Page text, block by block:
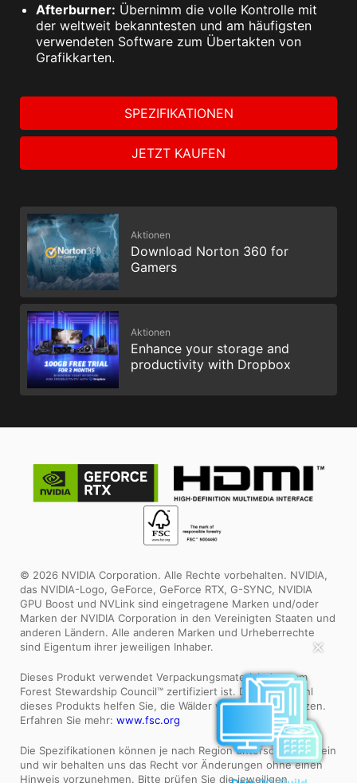
✕
Afterburner: Übernimm die volle Kontrolle mit
der weltweit bekanntesten und am häufigsten
verwendeten Software zum Übertakten von
Grafikkarten.
SPEZIFIKATIONEN
JETZT KAUFEN
Aktionen
Download Norton 360 for
Gamers
Aktionen
Enhance your storage and
productivity with Dropbox
© 2026 NVIDIA Corporation. Alle Rechte vorbehalten. NVIDIA,
das NVIDIA-Logo, GeForce, GeForce RTX, G-SYNC, NVIDIA
GPU Boost und NVLink sind eingetragene Marken und/oder
Marken der NVIDIA Corporation in den Vereinigten Staaten und
anderen Ländern. Alle anderen Marken und Urheberrechte
sind Eigentum ihrer jeweiligen Inhaber.
Dieses Produkt verwendet Verpackungsmaterial, das vom
Forest Stewardship Council™ zertifiziert ist. Durch die Wahl
dieses Produkts helfen Sie, die Wälder weltweit zu schützen.
Erfahren Sie mehr: www.fsc.org
Die Spezifikationen können je nach Region unterschiedlich sein
und wir behalten uns das Recht vor Änderungen ohne einen
Hinweis vorzunehmen. Bitte prüfen Sie die jeweiligen